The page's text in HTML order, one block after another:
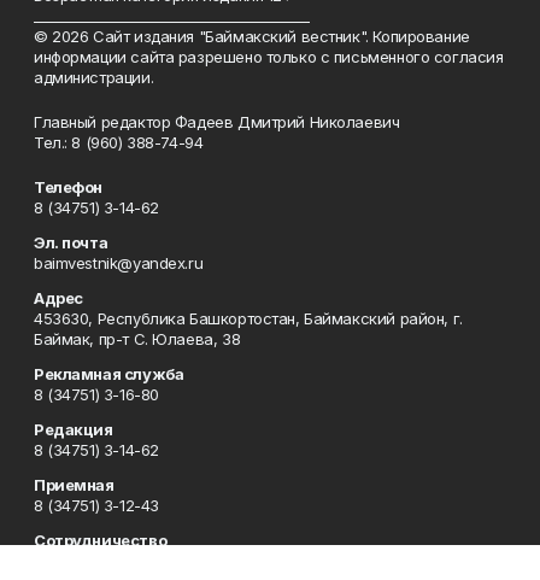
© 2026 Сайт издания "Баймакский вестник". Копирование
информации сайта разрешено только с письменного согласия
администрации.
Главный редактор Фадеев Дмитрий Николаевич
Тел.: 8 (960) 388-74-94
Телефон
8 (34751) 3-14-62
Эл. почта
baimvestnik@yandex.ru
Адрес
453630, Республика Башкортостан, Баймакский район, г.
Баймак, пр-т С. Юлаева, 38
Рекламная служба
8 (34751) 3-16-80
Редакция
8 (34751) 3-14-62
Приемная
8 (34751) 3-12-43
Сотрудничество